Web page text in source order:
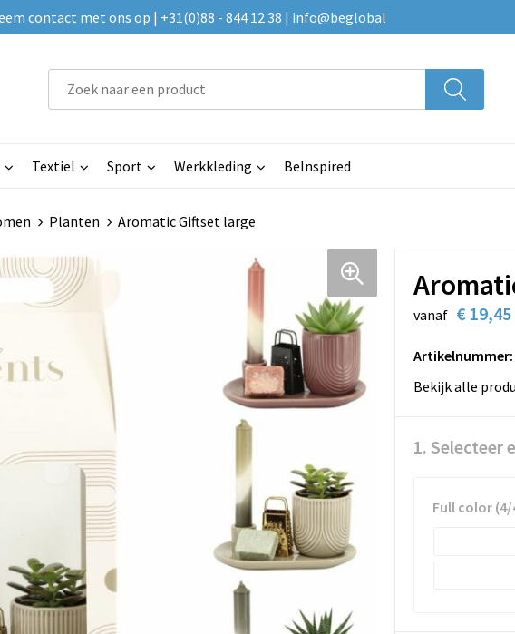
contact met ons op | +31(0)88 - 844 12 38 | info@beglobal
Textiel Sport Werkkleding BeInspired
Planten Aromatic Giftset large
vanaf € 19,45
Artikelnummer:
Bekijk alle
1. Selecteer
Full color (4/